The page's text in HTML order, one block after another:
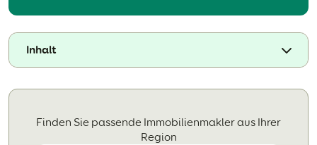
Inhalt
Finden Sie passende Immobilienmakler aus Ihrer
Region